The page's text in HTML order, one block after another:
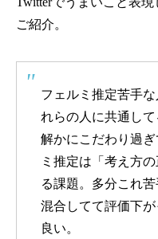
ご紹介。
フェルミ推定苦手
れらの人に共通し
解かにこだわり過
ミ推定は「考え方
る課題。多分これ
混合してて評価下
良い。